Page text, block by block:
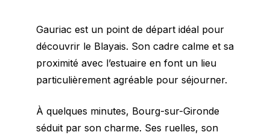
Gauriac est un point de départ idéal pour
découvrir le Blayais. Son cadre calme et sa
proximité avec l’estuaire en font un lieu
particulièrement agréable pour séjourner.
À quelques minutes, Bourg-sur-Gironde
séduit par son charme. Ses ruelles, son